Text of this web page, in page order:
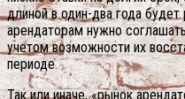
длиной в один-два года
арендаторам нужно
учетом возможности их
периоде.
Так или иначе, «рынок